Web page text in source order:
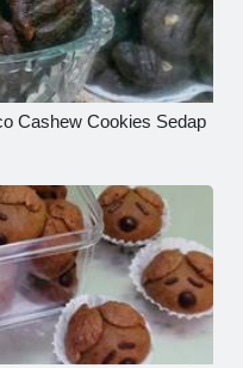
Cashew Cookies Sedap